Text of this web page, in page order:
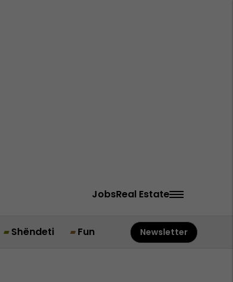
JobsReal Estate
Shëndeti Fun Newsletter